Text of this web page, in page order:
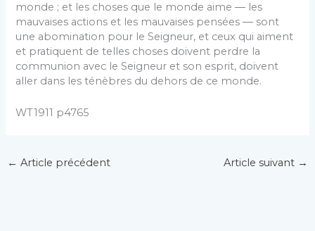
monde ; et les choses que le monde aime ― les
mauvaises actions et les mauvaises pensées ― sont
une abomination pour le Seigneur, et ceux qui aiment
et pratiquent de telles choses doivent perdre la
communion avec le Seigneur et son esprit, doivent
aller dans les ténèbres du dehors de ce monde.
WT1911 p4765
← Article précédent Article suivant →